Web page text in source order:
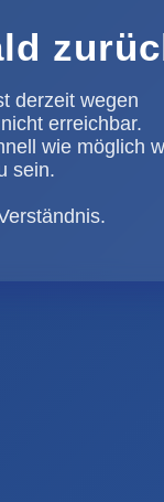
derzeit wegen
erreichbar.
wie möglich
sein.